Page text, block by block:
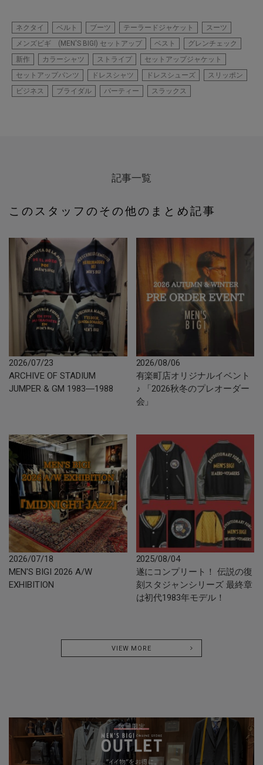
ネクタイ ベルト ブーツ テーラードジャケット
スーツ
メンズビギ (MEN'S BIGI) セットアップ
ベスト
グレンチェック
新作
カラーシャツ ストライプ
セットアップジャケット
セットアップパンツ
ドレスシャツ ドレスシューズ
スリッポン
ビジネス
ブライダル パーティー スラックス
記事一覧
このスタッフのその他のまとめ記事
2026/07/23
ARCHIVE OF STADIUM
JUMPER & GM 1983―1988
2026/08/06
有楽町店オリジナルイベント
♪ 「2026秋冬のプレオーダー
会」
2026/07/18
MEN'S BIGI 2026 A/W
EXHIBITION
2025/08/04
遂にコンプリート！ 伝説の復
刻スタジャンシリーズ 最終章
は初代1983年モデル！
VIEW MORE